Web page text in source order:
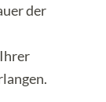
der